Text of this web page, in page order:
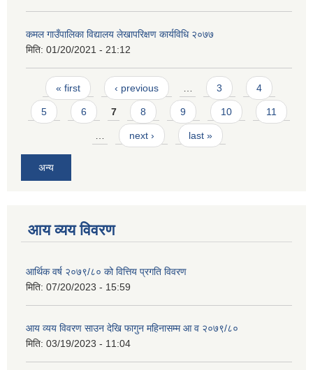
कमल गाउँपालिका विद्यालय लेखापरिक्षण कार्यविधि २०७७
मिति: 01/20/2021 - 21:12
Pages
« first ‹ previous 3 4
5 6 7 8 9 10 11
next › last »
अन्य
आय व्यय विवरण
आर्थिक वर्ष २०७९/८० को वित्तिय प्रगति विवरण
मिति: 07/20/2023 - 15:59
आय व्यय विवरण साउन देखि फागुन महिनासम्म आ व २०७९/८०
मिति: 03/19/2023 - 11:04